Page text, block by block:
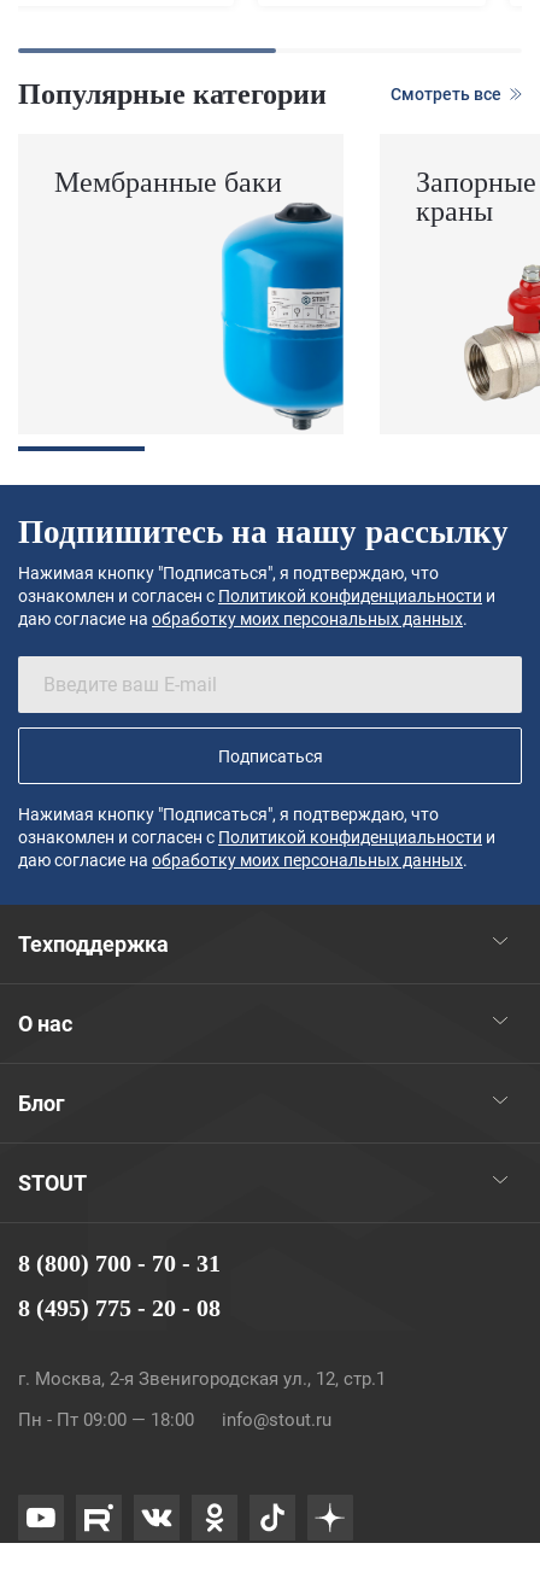
Популярные категории Смотреть все
Мембранные баки
краны
Подпишитесь на нашу рассылку
Нажимая кнопку "Подписаться", я подтверждаю, что
ознакомлен и согласен с Политикой конфиденциальности и
даю согласие на обработку моих персональных данных.
Подписаться
Нажимая кнопку "Подписаться", я подтверждаю, что
ознакомлен и согласен с Политикой конфиденциальности и
даю согласие на обработку моих персональных данных.
8 (800) 700 - 70 - 31
8 (495) 775 - 20 - 08
г. Москва, 2-я Звенигородская ул., 12, стр.1
Пн - Пт 09:00 — 18:00
info@stout.ru
STOUT
Блог
О нас
Техподдержка